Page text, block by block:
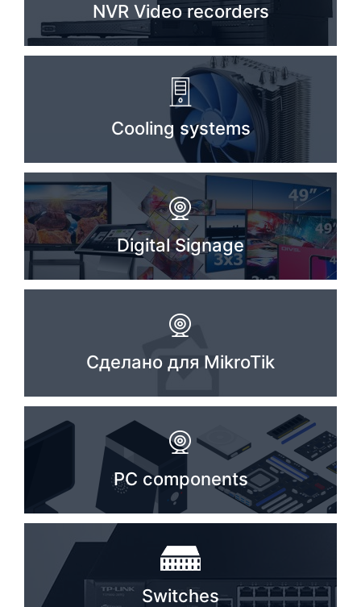
NVR Video recorders
Cooling systems
Digital Signage
Сделано для MikroTik
PC components
Switches